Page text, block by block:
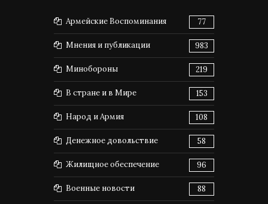
Армейские Воспоминания 77
Мнения и публикации 983
Минобороны 219
В стране и в Мире 153
Народ и Армия 108
Денежное довольствие 58
Жилищное обеспечение 96
Военные новости 88